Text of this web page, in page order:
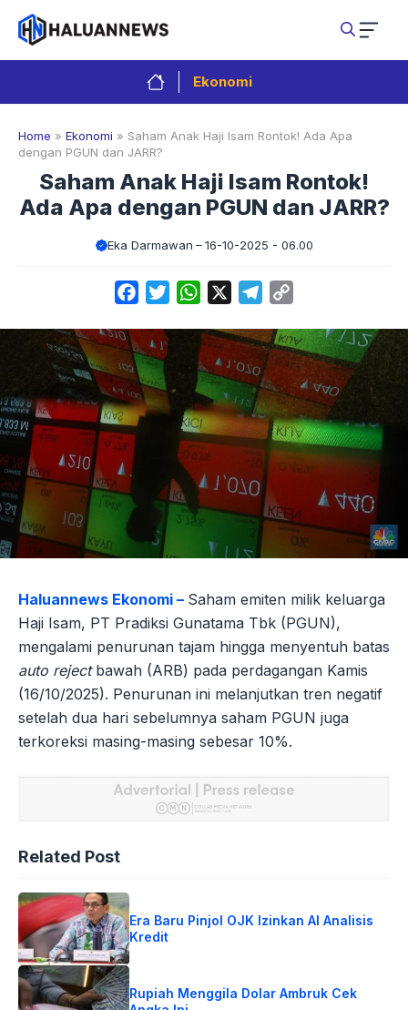
Langsung
isi
Ekonomi
Home » Ekonomi » Saham Anak Haji Isam Rontok! Ada Apa
dengan PGUN dan JARR?
Saham Anak Haji Isam Rontok!
Ada Apa dengan PGUN dan JARR?
Eka Darmawan 16-10-2025 - 06.00
FacebookTwitterWhatsApp Telegram
Haluannews Ekonomi – Saham emiten milik keluarga
Haji Isam, PT Pradiksi Gunatama Tbk (PGUN),
mengalami penurunan tajam hingga menyentuh batas
auto rejectbawah (ARB) pada perdagangan Kamis
(16/10/2025). Penurunan ini melanjutkan tren negatif
setelah dua hari sebelumnya saham PGUN juga
terkoreksi masing-masing sebesar 10%.
Related Post
Era Baru Pinjol OJK Izinkan AI Analisis
Kredit
Rupiah Menggila Dolar Ambruk Cek